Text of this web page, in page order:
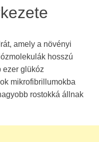
amely a növényi
hosszú
ezer glükóz
mikrofibrillumokba
rostokká állnak